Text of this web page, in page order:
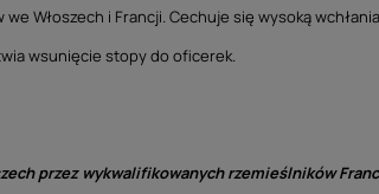
Włoszech i Francji. Cechuje się wysoką
wsunięcie stopy do oficerek.
przez wykwalifikowanych rzemieślników